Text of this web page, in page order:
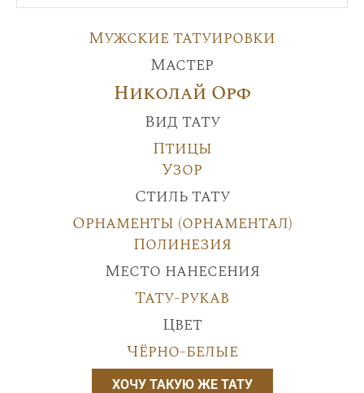
Мужские татуировки
Мастер
Николай Орф
Вид тату
Птицы
Узор
Стиль тату
Орнаменты (орнаментал)
Полинезия
Место нанесения
Тату-рукав
Цвет
Чёрно-белые
ХОЧУ ТАКУЮ ЖЕ ТАТУ